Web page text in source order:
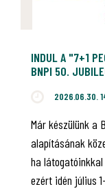
INDUL A "7+1
BNPI 50.
2026.06.30.
Már készülünk a
alapításának
ha
ezért idén július